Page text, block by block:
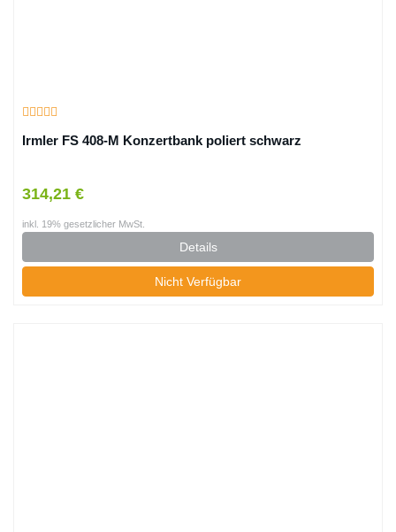
Irmler FS 408-M Konzertbank poliert schwarz
314,21 €
inkl. 19% gesetzlicher MwSt.
Details
Nicht Verfügbar